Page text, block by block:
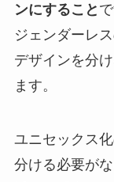
ンにすること で
ジェンダーレ
デザインを分
ます。
ユニセックス
分ける必要が